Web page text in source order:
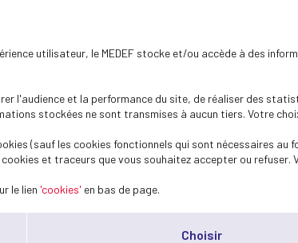
utilisateur, le MEDEF stocke et/ou accède à des
l'audience et la performance du site, de réaliser des
stockées ne sont transmises à aucun tiers. Votre
(sauf les cookies fonctionnels qui sont nécessaires
et traceurs que vous souhaitez accepter ou refuser.
le lien 'cookies' en bas de page.
Choisir